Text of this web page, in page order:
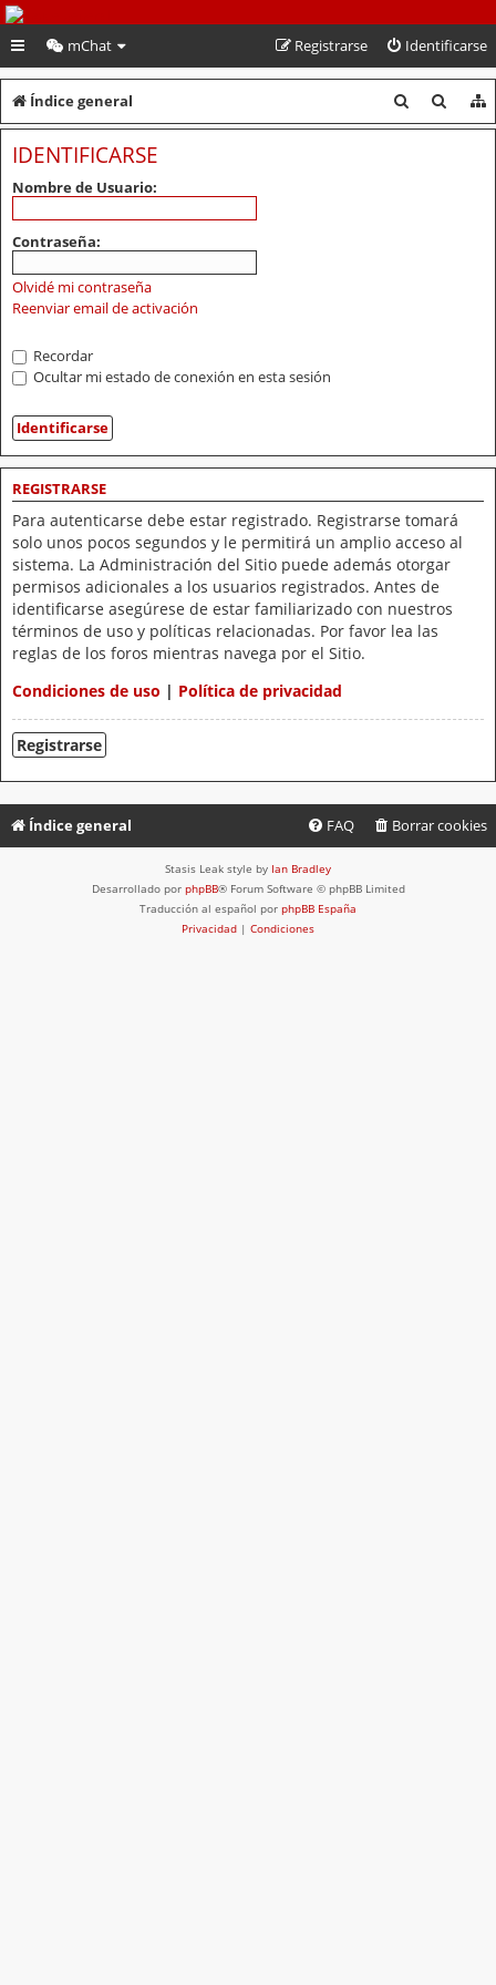
PeruVoley.com
mChat Identificarse
Registrarse
Índice general
u
u
IDENTIFICARSE
Nombre de Usuario:
Contraseña:
Olvidé mi contraseña
Reenviar email de activación
Recordar
Ocultar mi estado de conexión en esta sesión
REGISTRARSE
Para autenticarse debe estar registrado. Registrarse tomará
solo unos pocos segundos y le permitirá un amplio acceso al
sistema. La Administración del Sitio puede además otorgar
permisos adicionales a los usuarios registrados. Antes de
identificarse asegúrese de estar familiarizado con nuestros
términos de uso y políticas relacionadas. Por favor lea las
reglas de los foros mientras navega por el Sitio.
Condiciones de uso | Política de privacidad
Registrarse
Índice general Borrar cookies
FAQ
Stasis Leak style by Ian Bradley
Desarrollado por phpBB® Forum Software © phpBB Limited
Traducción al español por phpBB España
Privacidad | Condiciones